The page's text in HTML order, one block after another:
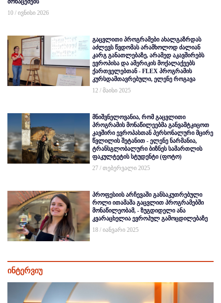
მონაცემებს
10 / ივნისი 2026
გაცვლითი პროგრამები ახალგაზრდას
აძლევს წვდომას არამხოლოდ ძალიან
კარგ განათლებაზე, არამედ აკავშირებს
ევროპისა და ამერიკის მოქალაქეებს
ქართველებთან - FLEX პროგრამის
კურსდამთავრებული, ელენე როგავა
12 / მაისი 2025
მნიშვნელოვანია, რომ გაცვლითი
პროგრამის მონაწილეებმა განვამტკიცოთ
კავშირი ევროპასთან პერსონალური მცირე
წვლილის შეტანით - ელენე ნარმანია,
ტრანსგლობალური ბიზნეს სამართლის
ფაკულტეტის სტუდენტი (ფოტო)
27 / თებერვალი 2025
პროფესიის არჩევაში განსაკუთრებული
როლი ითამაშა გაცვლით პროგრამებში
მონაწილეობამ, - ზუგდიდელი ანა
კვარაცხელია ევროპულ გამოცდილებაზე
18 / იანვარი 2025
ინტერვიუ